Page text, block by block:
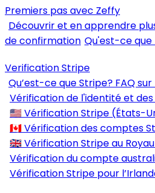
Premiers pas avec Zeffy
Découvrir et en apprendre
de confirmation Qu'est-ce
Verification Stripe
Qu’est-ce que Stripe? FAQ
Vérification de l'identité et
🇺🇸 Vérification Stripe (États-
🇨🇦 Vérification des comptes
🇬🇧 Vérification Stripe au
Vérification du compte
Vérification Stripe pour